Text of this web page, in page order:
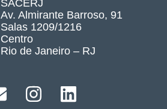
SACERJ
Av. Almirante Barroso, 91
Salas 1209/1216
Centro
Rio de Janeiro – RJ